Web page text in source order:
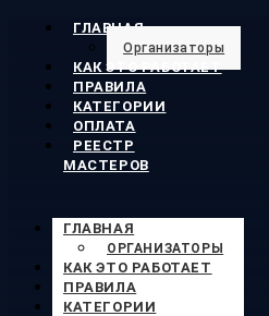
ГЛАВНАЯ
Организаторы
КАК ЭТО РАБОТАЕТ
ПРАВИЛА
КАТЕГОРИИ
ОПЛАТА
РЕЕСТР
МАСТЕРОВ
ГЛАВНАЯ
ОРГАНИЗАТОРЫ
КАК ЭТО РАБОТАЕТ
ПРАВИЛА
КАТЕГОРИИ